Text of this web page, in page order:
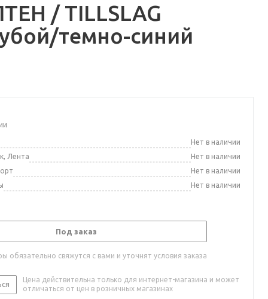
/ TILLSLAG
темно-синий
Нет в наличии
Лента
Нет в наличии
Нет в наличии
Нет в наличии
Под заказ
обязательно свяжутся с вами и уточнят условия заказа
Цена действительна только для интернет-магазина и может
отличаться от цен в розничных магазинах